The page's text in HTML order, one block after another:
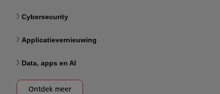
Cybersecurity
Applicatievernieuwing
Data, apps en AI
Ontdek meer